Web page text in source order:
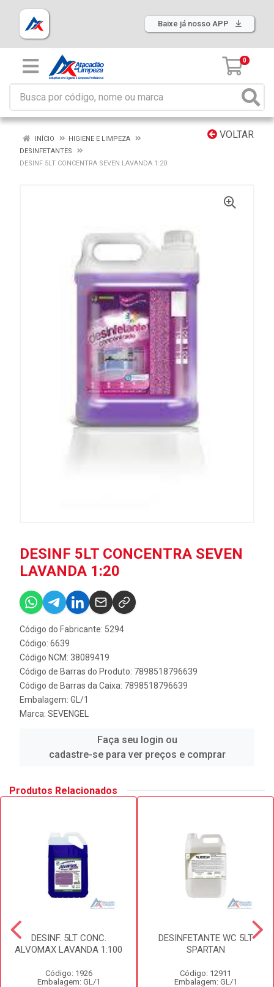
Baixe já nosso APP
0
VOLTAR
INÍCIO
HIGIENE E LIMPEZA
DESINFETANTES
DESINF 5LT CONCENTRA SEVEN LAVANDA 1:20
DESINF 5LT CONCENTRA SEVEN
LAVANDA 1:20
Código do Fabricante: 5294
Código: 6639
Código NCM: 38089419
Código de Barras do Produto: 7898518796639
Código de Barras da Caixa: 7898518796639
Embalagem: GL/1
Marca: SEVENGEL
Faça seu login ou
cadastre-se para ver preços e comprar
Produtos Relacionados
DESINF. 5LT CONC.
ALVOMAX LAVANDA 1:100
Código: 1926
Embalagem: GL/1
DESINFETANTE WC 5LT
SPARTAN
Código: 12911
Embalagem: GL/1